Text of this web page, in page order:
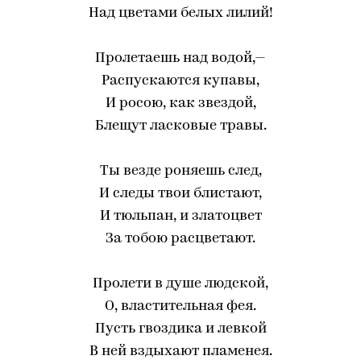
Над цветами белых лилий!
Пролетаешь над водой,—
Распускаются купавы,
И росою, как звездой,
Блещут ласковые травы.
Ты везде роняешь след,
И следы твои блистают,
И тюльпан, и златоцвет
За тобою расцветают.
Пролети в душе людской,
О, властительная фея.
Пусть гвоздика и левкой
В ней вздыхают пламенея.